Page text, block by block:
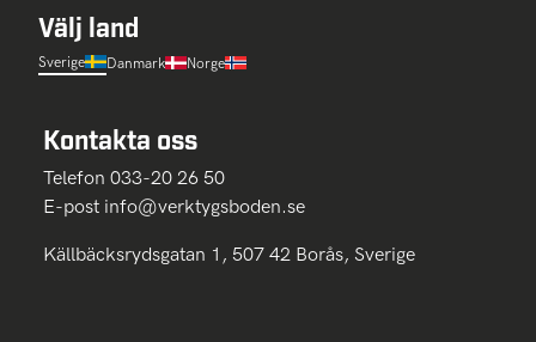
Välj land
Sverige Danmark Norge
Kontakta oss
Telefon 033-20 26 50
E-post info@verktygsboden.se
Källbäcksrydsgatan 1, 507 42 Borås, Sverige